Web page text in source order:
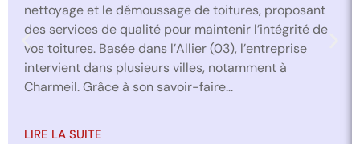
nettoyage et le démoussage de toitures, proposant
des services de qualité pour maintenir l’intégrité de
vos toitures. Basée dans l’Allier (03), l’entreprise
intervient dans plusieurs villes, notamment à
Charmeil. Grâce à son savoir-faire...
LIRE LA SUITE